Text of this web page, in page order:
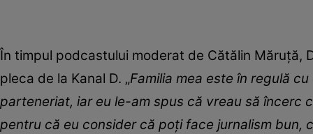
În timpul podcastului moderat de Cătălin Măruță,
pleca de la Kanal D. „Familia mea este în regulă
parteneriat, iar eu le-am spus că vreau să încerc
pentru că eu consider că poți face jurnalism bun,